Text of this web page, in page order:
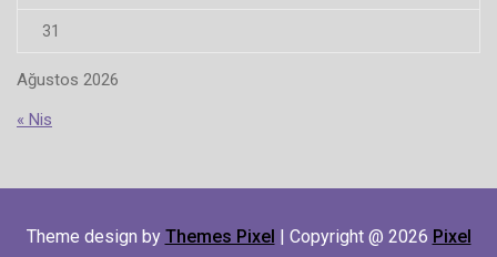
Ağustos 2026
31
« Nis
Theme design by Themes Pixel | Copyright @ 2026 Pixel